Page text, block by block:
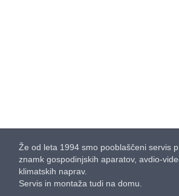
Že od leta 1994 smo pooblaščeni servis
znamk gospodinjskih aparatov, avdio-
klimatskih naprav.
Servis in montaža tudi na domu.